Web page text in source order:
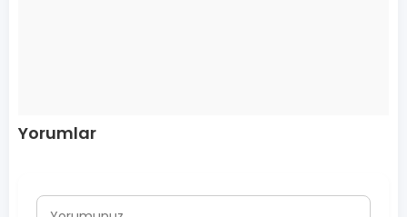
Yorumlar